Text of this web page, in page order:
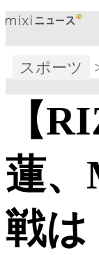
スポーツ
【
蓮
戦は